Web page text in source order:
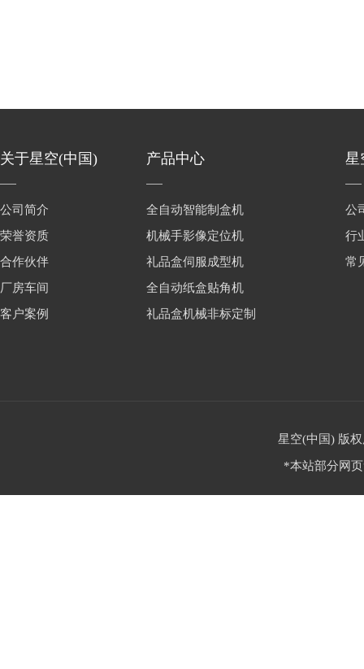
关于星空(中国)
公司简介
荣誉资质
合作伙伴
厂房车间
客户案例
产品中心
全自动智能制盒机
机械手影像定位机
礼品盒伺服成型机
全自动纸盒贴角机
礼品盒机械非标定制
星
公
行
常
星空(中国) 版
*本站部分网